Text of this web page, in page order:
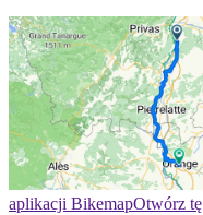
aplikacji BikemapOtwórz